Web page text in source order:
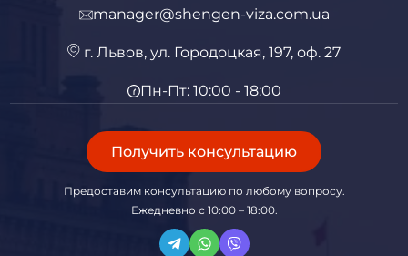
manager@shengen-viza.com.ua
г. Львов, ул. Городоцкая, 197, оф. 27
Пн-Пт: 10:00 - 18:00
Получить консультацию
Предоставим консультацию по любому вопросу.
Ежедневно с 10:00 – 18:00.